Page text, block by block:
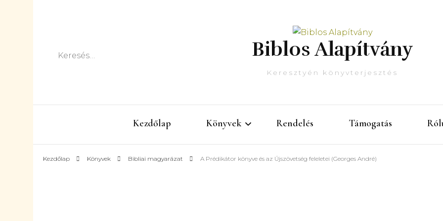
Keresés: Biblos Alapítvány
Keresztyén könyvterjesztés
Kezdőlap Könyvek Rendelés Támogatás
Kezdőlap Könyvek Bibliai magyarázat A Prédikátor könyve és az Újszövetség feleletei (Georges André)